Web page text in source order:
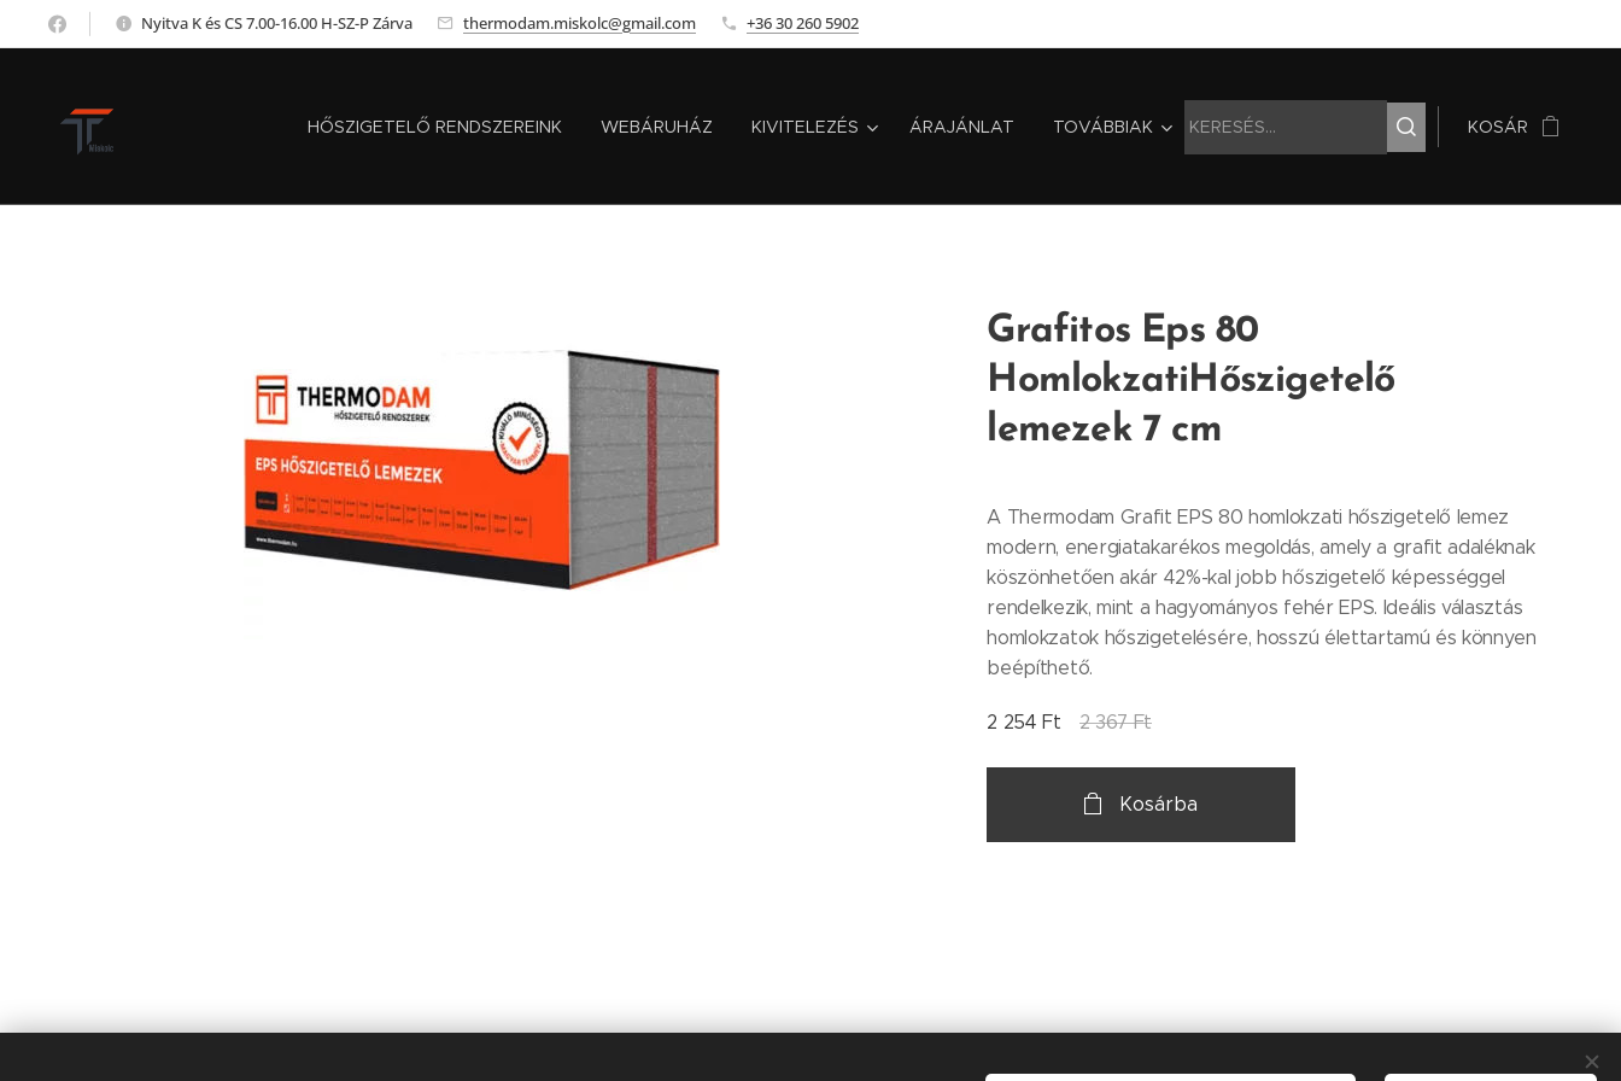
Nyitva K és CS 7.00-16.00 H-SZ-P Zárva thermodam.miskolc@gmail.com +36 30 260 5902
HŐSZIGETELŐ RENDSZEREINK WEBÁRUHÁZ KIVITELEZÉS ÁRAJÁNLAT TOVÁBBIAK KOSÁR
Grafitos Eps 80
HomlokzatiHőszigetelő
lemezek 7 cm
A Thermodam Grafit EPS 80 homlokzati hőszigetelő lemez
modern, energiatakarékos megoldás, amely a grafit adaléknak
köszönhetően akár 42%-kal jobb hőszigetelő képességgel
rendelkezik, mint a hagyományos fehér EPS. Ideális választás
homlokzatok hőszigetelésére, hosszú élettartamú és könnyen
beépíthető.
2 254 Ft 2 367Ft
Kosárba